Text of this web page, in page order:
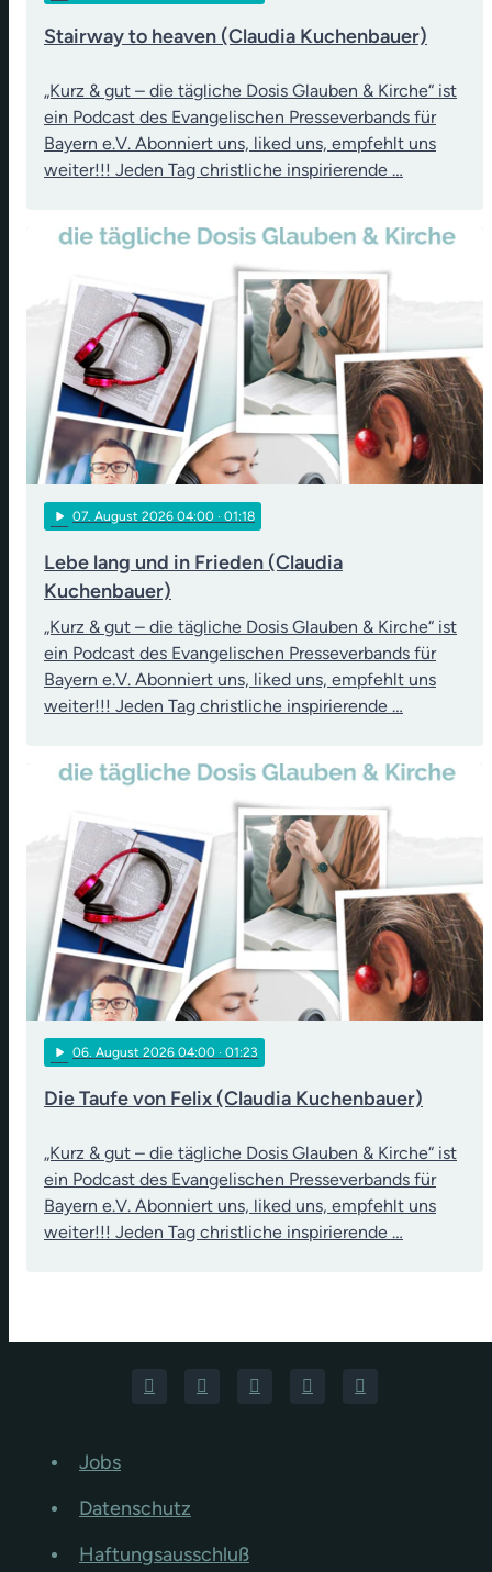
Stairway to heaven (Claudia Kuchenbauer)
„Kurz & gut – die tägliche Dosis Glauben & Kirche“ ist
ein Podcast des Evangelischen Presseverbands für
Bayern e.V. Abonniert uns, liked uns, empfehlt uns
weiter!!! Jeden Tag christliche inspirierende …
play_arrow 07. August 2026 04:00 · 01:18
Lebe lang und in Frieden (Claudia
Kuchenbauer)
„Kurz & gut – die tägliche Dosis Glauben & Kirche“ ist
ein Podcast des Evangelischen Presseverbands für
Bayern e.V. Abonniert uns, liked uns, empfehlt uns
weiter!!! Jeden Tag christliche inspirierende …
play_arrow 06. August 2026 04:00 · 01:23
Die Taufe von Felix (Claudia Kuchenbauer)
„Kurz & gut – die tägliche Dosis Glauben & Kirche“ ist
ein Podcast des Evangelischen Presseverbands für
Bayern e.V. Abonniert uns, liked uns, empfehlt uns
weiter!!! Jeden Tag christliche inspirierende …
Jobs
Datenschutz
Haftungsausschluß